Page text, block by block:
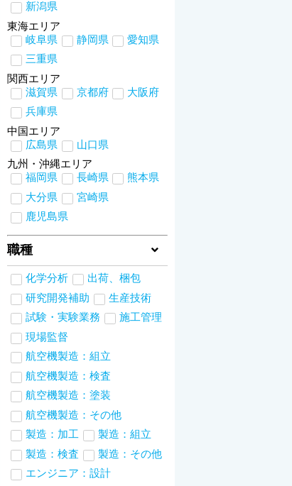
新潟県
東海エリア
岐阜県
静岡県
愛知県
三重県
関西エリア
滋賀県
京都府
大阪府
兵庫県
中国エリア
広島県
山口県
九州・沖縄エリア
福岡県
長崎県
熊本県
大分県
宮崎県
鹿児島県
職種
化学分析
出荷、梱包
研究開発補助
生産技術
試験・実験業務
施工管理
現場監督
航空機製造：組立
航空機製造：検査
航空機製造：塗装
航空機製造：その他
製造：加工
製造：組立
製造：検査
製造：その他
エンジニア：設計